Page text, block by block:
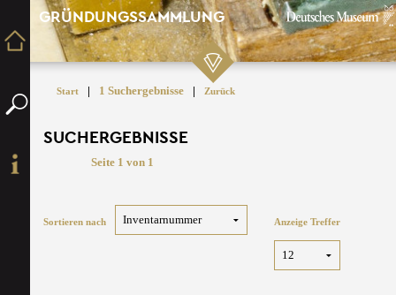
GRÜNDUNGSSAMMLUNG
Start | 1 Suchergebnisse | Zurück
SUCHERGEBNISSE
Seite 1 von 1
Sortieren nach Anzeige Treffer